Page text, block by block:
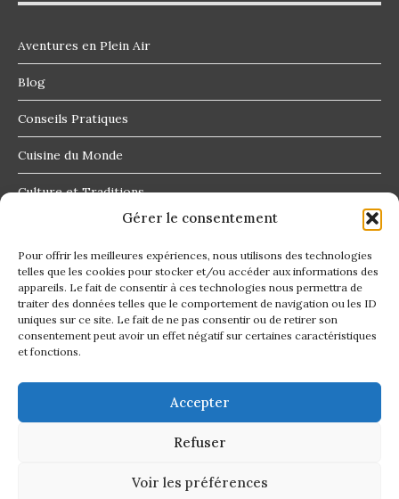
Gérer le consentement
Pour offrir les meilleures expériences, nous utilisons des technologies
telles que les cookies pour stocker et/ou accéder aux informations des
appareils. Le fait de consentir à ces technologies nous permettra de
traiter des données telles que le comportement de navigation ou les ID
uniques sur ce site. Le fait de ne pas consentir ou de retirer son
consentement peut avoir un effet négatif sur certaines caractéristiques
et fonctions.
Accepter
Refuser
Voir les préférences
Aventures en Plein Air
Blog
Conseils Pratiques
Cuisine du Monde
Culture et Traditions
Destinations Insolites
Contact
Confidentialité
Conditions générales